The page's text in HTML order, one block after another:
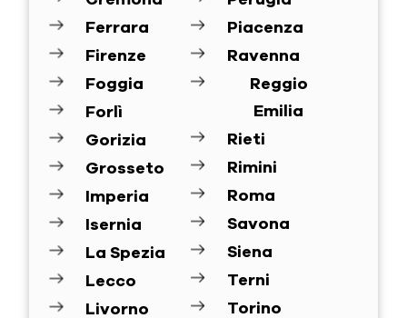
Ferrara
Firenze
Foggia
Forlì
Gorizia
Grosseto
Imperia
Isernia
La Spezia
Lecco
Livorno
Piacenza
Ravenna
Reggio
Emilia
Rieti
Rimini
Roma
Savona
Siena
Terni
Torino